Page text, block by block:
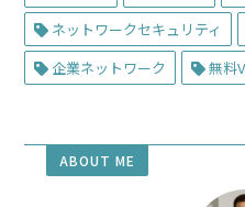
ネットワークセキュリティ
企業ネットワーク
無料
ABOUT ME